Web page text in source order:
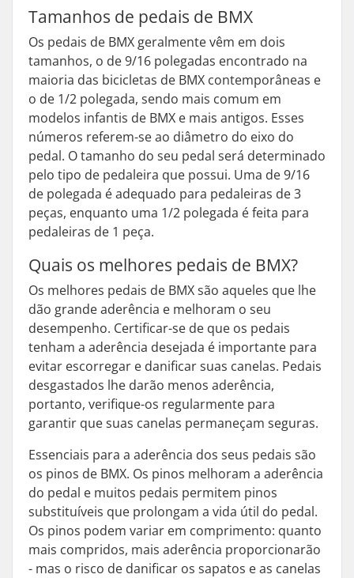
Tamanhos de pedais de BMX
Os pedais de BMX geralmente vêm em dois
tamanhos, o de 9/16 polegadas encontrado na
maioria das bicicletas de BMX contemporâneas e
o de 1/2 polegada, sendo mais comum em
modelos infantis de BMX e mais antigos. Esses
números referem-se ao diâmetro do eixo do
pedal. O tamanho do seu pedal será determinado
pelo tipo de pedaleira que possui. Uma de 9/16
de polegada é adequado para pedaleiras de 3
peças, enquanto uma 1/2 polegada é feita para
pedaleiras de 1 peça.
Quais os melhores pedais de BMX?
Os melhores pedais de BMX são aqueles que lhe
dão grande aderência e melhoram o seu
desempenho. Certificar-se de que os pedais
tenham a aderência desejada é importante para
evitar escorregar e danificar suas canelas. Pedais
desgastados lhe darão menos aderência,
portanto, verifique-os regularmente para
garantir que suas canelas permaneçam seguras.
Essenciais para a aderência dos seus pedais são
os pinos de BMX. Os pinos melhoram a aderência
do pedal e muitos pedais permitem pinos
substituíveis que prolongam a vida útil do pedal.
Os pinos podem variar em comprimento: quanto
mais compridos, mais aderência proporcionarão
- mas o risco de danificar os sapatos e as canelas